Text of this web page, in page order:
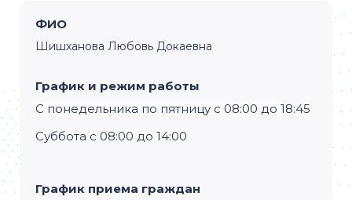
ФИО
Шишханова Любовь Докаевна
График и режим работы
С понедельника по пятницу с 08:00 до 18:45
Суббота с 08:00 до 14:00
График приема граждан